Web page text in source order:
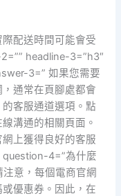
配送時間可能會受
headline-3=”h3″
3=” 如果您需要
通常在頁腳處都會
客服通道選項。點
溝通的相關頁面。
上獲得良好的客服
question-4=”為什麼
意，每個電商官網
優惠券。因此，在